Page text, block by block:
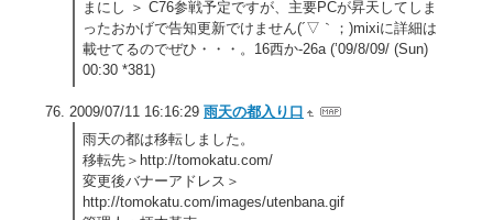
まにし ＞ C76参戦予定ですが、主要PCが昇天してしま
ったおかげで告知更新でけません(´▽｀；)mixiに詳細は
載せてるのでぜひ・・・。16西か-26a (’09/8/09/ (Sun)
00:30 *381)
2009/07/11 16:16:29 雨天の都入り口
雨天の都は移転しました。
移転先＞http://tomokatu.com/
変更後バナーアドレス＞
http://tomokatu.com/images/utenbana.gif